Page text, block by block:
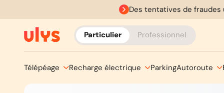
Des tentatives de fraudes
Particulier Professionnel
Télépéage Recharge électrique ParkingAutoroute